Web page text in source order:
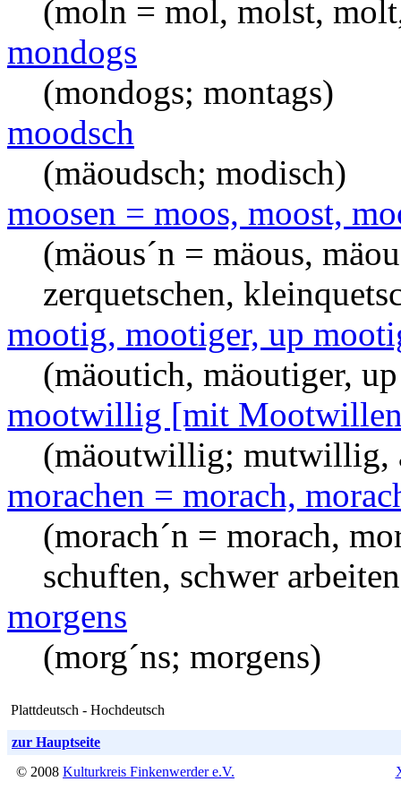
(moln = mol, molst,
mondogs
(mondogs; montags)
moodsch
(mäoudsch; modisch)
moosen = moos, moost,
(mäous´n = mäous,
zerquetschen,
mootig, mootiger, up
(mäoutich, mäoutiger,
mootwillig [mit
(mäoutwillig; mutwillig,
morachen = morach,
(morach´n = morach,
schuften, schwer
morgens
(morg´ns; morgens)
Plattdeutsch - Hochdeutsch
zur Hauptseite
© 2008 Kulturkreis Finkenwerder e.V.